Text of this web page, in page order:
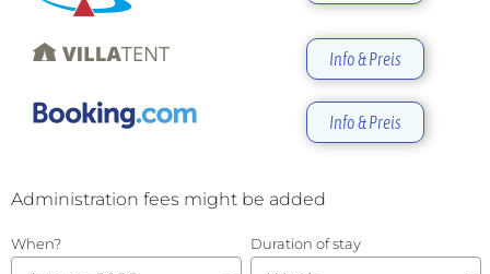
Info & Preis
Info & Preis